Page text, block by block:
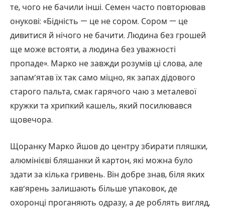
те, чого не бачили інші. Семен часто повторював
онукові: «Бідність — це не сором. Сором — це
дивитися й нічого не бачити. Людина без грошей
ще може встояти, а людина без уважності
пропаде». Марко не завжди розумів ці слова, але
запам’ятав їх так само міцно, як запах дідового
старого пальта, смак гарячого чаю з металевої
кружки та хрипкий кашель, який посилювався
щовечора.
Щоранку Марко йшов до центру збирати пляшки,
алюмінієві бляшанки й картон, які можна було
здати за кілька гривень. Він добре знав, біля яких
кав’ярень залишають більше упаковок, де
охоронці проганяють одразу, а де роблять вигляд,